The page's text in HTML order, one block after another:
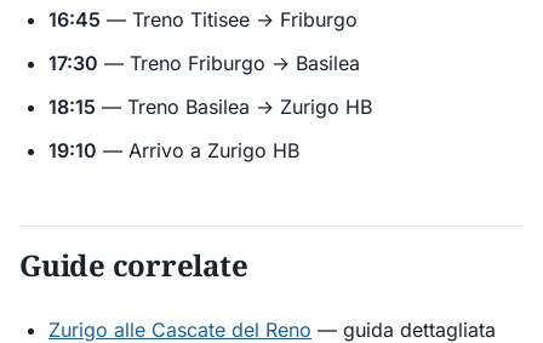
16:45 — Treno Titisee → Friburgo
17:30 — Treno Friburgo → Basilea
18:15 — Treno Basilea → Zurigo HB
19:10 — Arrivo a Zurigo HB
Guide correlate
Zurigo alle Cascate del Reno — guida dettagliata